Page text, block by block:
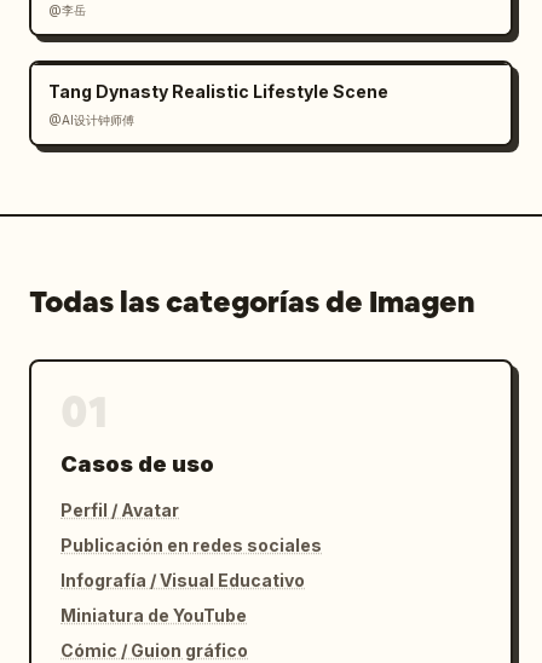
@李岳
Tang Dynasty Realistic Lifestyle Scene
@AI设计钟师傅
Todas las categorías de Imagen
Casos de uso
Perfil / Avatar
Publicación en redes sociales
Infografía / Visual Educativo
Miniatura de YouTube
Cómic / Guion gráfico